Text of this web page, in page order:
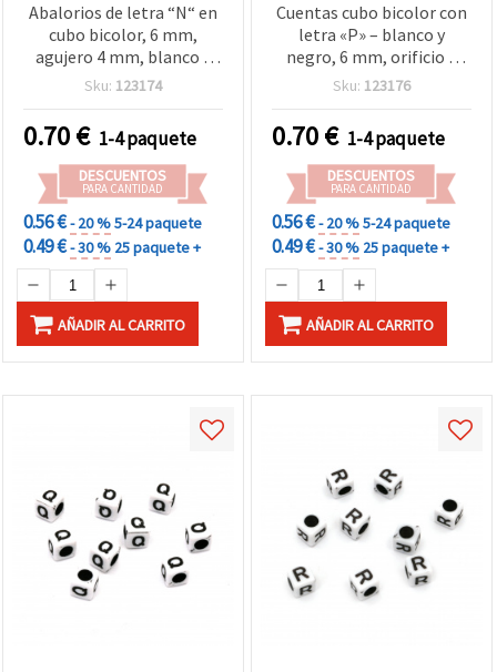
Abalorios de letra “N“ en
cubo bicolor, 6 mm,
agujero 4 mm, blanco y
negro - 20 g (~95 piezas)
Sku: 123174
0.70€ 1-4 paquete
DESCUENTOS
PARA CANTIDAD
0.56 €- 20 %5-24 paquete
0.49 €- 30 % 25 paquete +
AÑADIR AL CARRITO
Cuentas cubo bicolor con
letra «P» – blanco y
negro, 6 mm, orificio 4
mm, aprox. 95 uds (20 g) –
ensartado y manualidades
DIY
Sku: 123176
0.70€ 1-4 paquete
DESCUENTOS
PARA CANTIDAD
0.56 €- 20 %5-24 paquete
0.49 €- 30 % 25 paquete +
AÑADIR AL CARRITO